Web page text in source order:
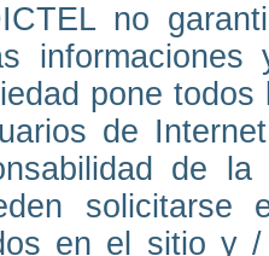
no
pone
de
de
en el sitio y